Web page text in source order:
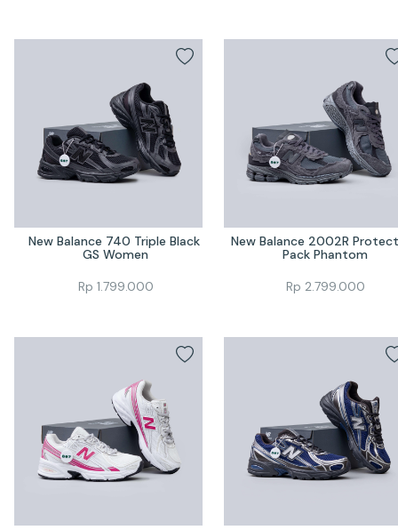
New Balance 740 Triple Black
GS Women
Rp 1.799.000
New Balance 2002R
Pack Phantom
Rp 2.799.000